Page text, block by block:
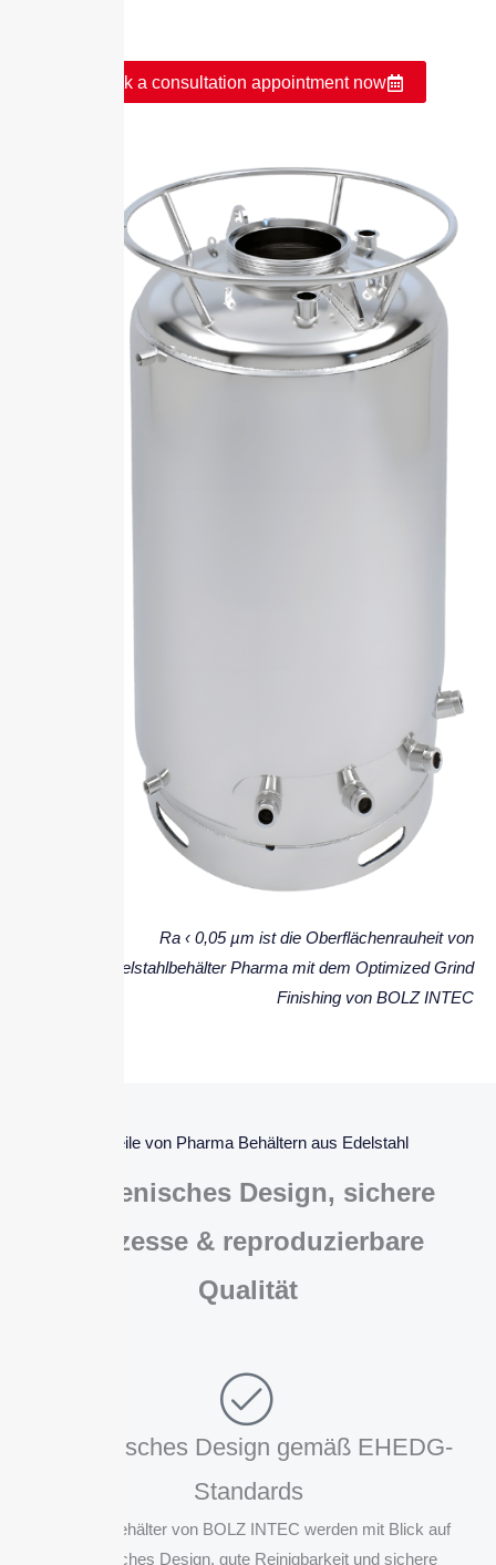
Book a consultation appointment now
Ra ‹ 0,05 µm ist die Oberflächenrauheit von
Edelstahlbehälter Pharma mit dem Optimized Grind
Finishing von BOLZ INTEC
Vorteile von Pharma Behältern aus Edelstahl
Hygienisches Design, sichere
Prozesse & reproduzierbare
Qualität
Hygienisches Design gemäß EHEDG-
Standards
Pharma Behälter von BOLZ INTEC werden mit Blick auf
hygienisches Design, gute Reinigbarkeit und sichere